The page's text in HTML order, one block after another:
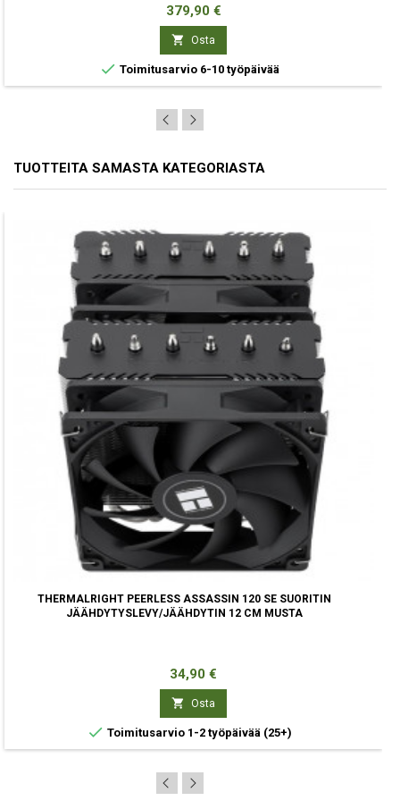
Hinta
379,90 €
 Osta
 Toimitusarvio 6-10 työpäivää
TUOTTEITA SAMASTA KATEGORIASTA
THERMALRIGHT PEERLESS ASSASSIN 120 SE SUORITIN
JÄÄHDYTYSLEVY/JÄÄHDYTIN 12 CM MUSTA
Hinta
34,90 €
 Osta
 Toimitusarvio 1-2 työpäivää (25+)